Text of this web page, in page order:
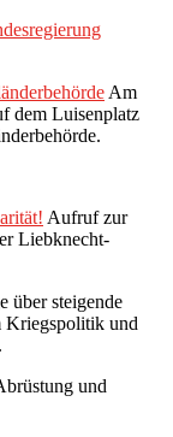
Am
dem Luisenplatz
Aufruf zur
Liebknecht-
über steigende
Kriegspolitik und
und